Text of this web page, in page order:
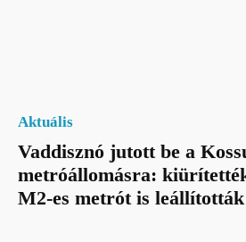
Aktuális
Vaddisznó jutott be a
metróállomásra:
M2-es metrót is leállították